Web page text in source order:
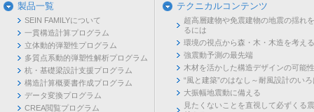
製品一覧
SEIN FAMILYについて
一貫構造計算プログラム
立体動的弾塑性プログラム
多質点系動的弾塑性解析プログラム
杭・基礎梁設計支援プログラム
構造計算概要書作成プログラム
データ変換プログラム
CREA閲覧プログラム
テクニカルコンテンツ
超高層建物や免震建物の地震の揺れ
るには
環境の視点から森・木・木造を考える
強震動予測の最先端
木材を活かした構造デザインの可能性
“風と建築”のはなし～耐風設計のいろ
大振幅地震動に備える
見たくないことを直視して必ずくる